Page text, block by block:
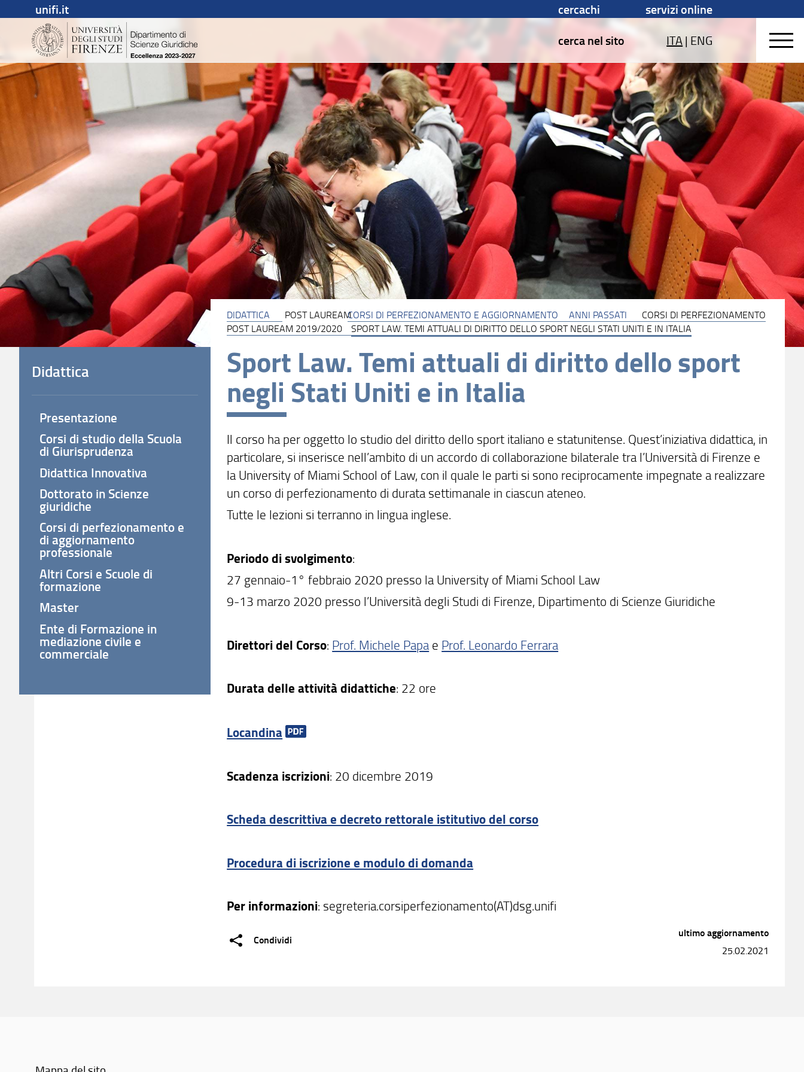
unifi.it cercachi
servizi online
cerca nel sito
ITA| ENG
DIDATTICA POST LAUREAMCORSI DI PERFEZIONAMENTO E AGGIORNAMENTO ANNI PASSATI
CORSI DI PERFEZIONAMENTO
POST LAUREAM 2019/2020
SPORT LAW. TEMI ATTUALI DI DIRITTO DELLO SPORT NEGLI STATI UNITI E IN ITALIA
Sport Law. Temi attuali di diritto dello sport
negli Stati Uniti e in Italia
Il corso ha per oggetto lo studio del diritto dello sport italiano e statunitense. Quest’iniziativa didattica, in
particolare, si inserisce nell’ambito di un accordo di collaborazione bilaterale tra l’Università di Firenze e
la University of Miami School of Law, con il quale le parti si sono reciprocamente impegnate a realizzare
un corso di perfezionamento di durata settimanale in ciascun ateneo.
Tutte le lezioni si terranno in lingua inglese.
Periodo di svolgimento:
27 gennaio-1° febbraio 2020 presso la University of Miami School Law
9-13 marzo 2020 presso l’Università degli Studi di Firenze, Dipartimento di Scienze Giuridiche
Direttori del Corso: Prof. Michele Papae Prof. Leonardo Ferrara
Durata delle attività didattiche: 22 ore
Locandina
Scadenza iscrizioni: 20 dicembre 2019
Scheda descrittiva e decreto rettorale istitutivo del corso
Procedura di iscrizione e modulo di domanda
Per informazioni: segreteria.corsiperfezionamento(AT)dsg.unifi
Condividi
Didattica
Presentazione
Corsi di studio della Scuola
di Giurisprudenza
Didattica Innovativa
Dottorato in Scienze
giuridiche
Corsi di perfezionamento e
di aggiornamento
professionale
Altri Corsi e Scuole di
formazione
Master
Ente di Formazione in
mediazione civile e
commerciale
ultimo aggiornamento
25.02.2021